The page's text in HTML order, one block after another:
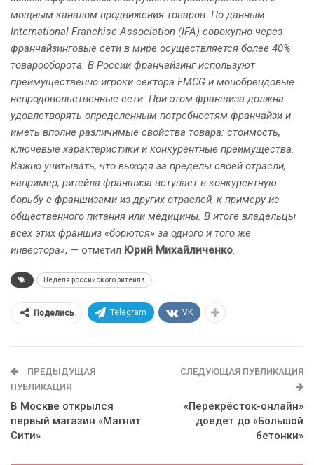
мощным каналом продвижения товаров. По данным
International Franchise Association (IFA) совокупно через
франчайзинговые сети в мире осуществляется более 40%
товарооборота. В России франчайзинг используют
преимущественно игроки сектора FMCG и монобрендовые
непродовольственные сети. При этом франшиза должна
удовлетворять определенным потребностям франчайзи и
иметь вполне различимые свойства товара: стоимость,
ключевые характеристики и конкурентные преимущества.
Важно учитывать, что выходя за пределы своей отрасли,
например, ритейла франшиза вступает в конкурентную
борьбу с франшизами из других отраслей, к примеру из
общественного питания или медицины. В итоге владельцы
всех этих франшиз «борются» за одного и того же
инвестора», — отметил Юрий Михайличенко.
Неделя российского ритейла
Поделись Telegram VK
ПРЕДЫДУЩАЯ
ПУБЛИКАЦИЯ
В Москве открылся
первый магазин «Магнит
Сити»
СЛЕДУЮЩАЯ ПУБЛИКАЦИЯ
«Перекрёсток-онлайн»
доедет до «Большой
бетонки»